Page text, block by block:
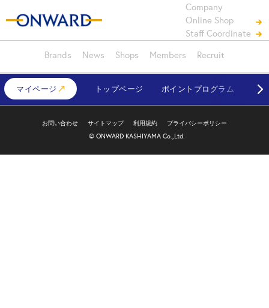
Company
Online Shop
Staff Coordinate
Brands
News Shops Members Recruit
マイページ トップページ ポイントプログラム 対
お問い合わせ サイトマップ 利用規約 プライバシーポリシー
© ONWARD KASHIYAMA Co.,Ltd.